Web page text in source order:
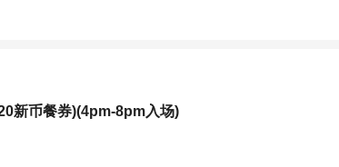
新币餐券)(4pm-8pm入场)